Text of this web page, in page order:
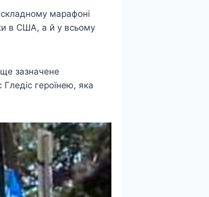
марафоні
в США, а й у всьому
зазначене
героїнею, яка